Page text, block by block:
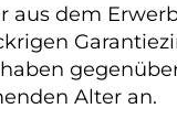
dem
Alter an.